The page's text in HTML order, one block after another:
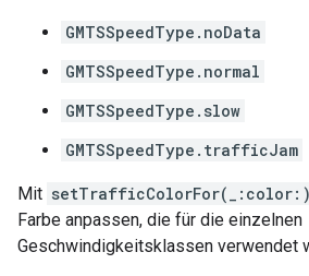
GMTSSpeedType.noData
GMTSSpeedType.normal
GMTSSpeedType.slow
GMTSSpeedType.trafficJam
Mit setTrafficColorFor(_:color:)
Farbe anpassen, die für die einzelnen
Geschwindigkeitsklassen verwendet